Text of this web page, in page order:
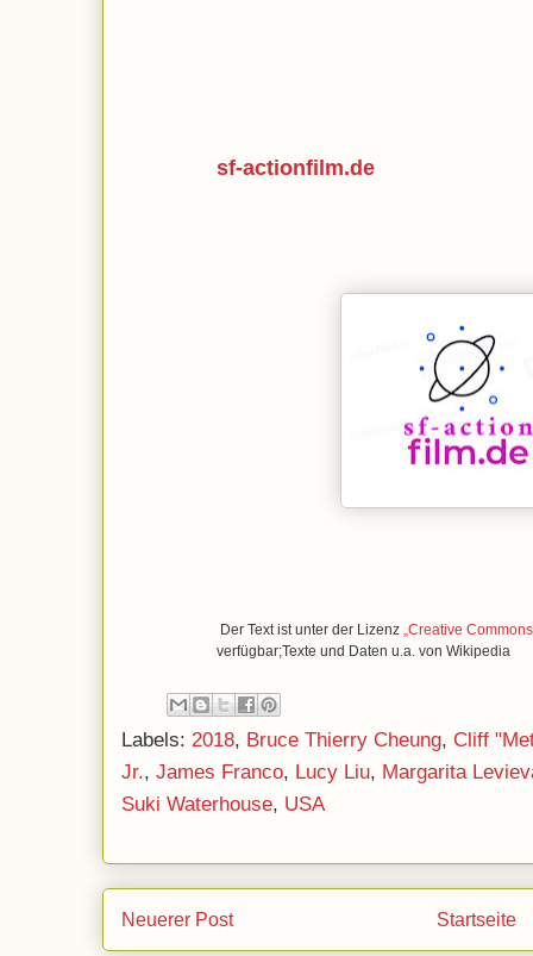
sf-actionfilm.de
Der Text ist unter der Lizenz „Creative
verfügbar;Texte und Daten u.a. von Wikipedia
Labels: 2018, Bruce Thierry Cheung, Cliff
Jr., James Franco, Lucy Liu, Margarita
Suki Waterhouse, USA
Neuerer Post Startseite